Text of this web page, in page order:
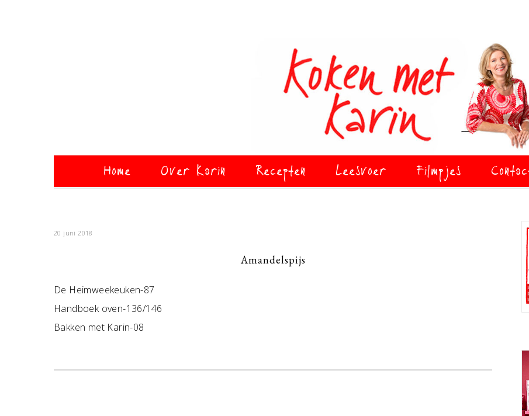
Home Over Karin Recepten Leesvoer Filmpjes
20 juni 2018
Amandelspijs
De Heimweekeuken-87
Handboek oven-136/146
Bakken met Karin-08